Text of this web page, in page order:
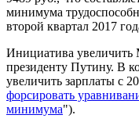
минимума
второй квартал 2017
Инициатива
президенту Путину. В
увеличить зарплаты с
форсировать
минимума").